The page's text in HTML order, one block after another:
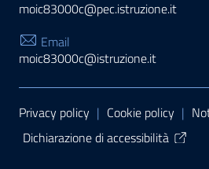
moic83000c@pec.istruzione.it
Email
moic83000c@istruzione.it
Sezione Link Utili
Privacy policy | Cookie policy |
Dichiarazione di accessibilità